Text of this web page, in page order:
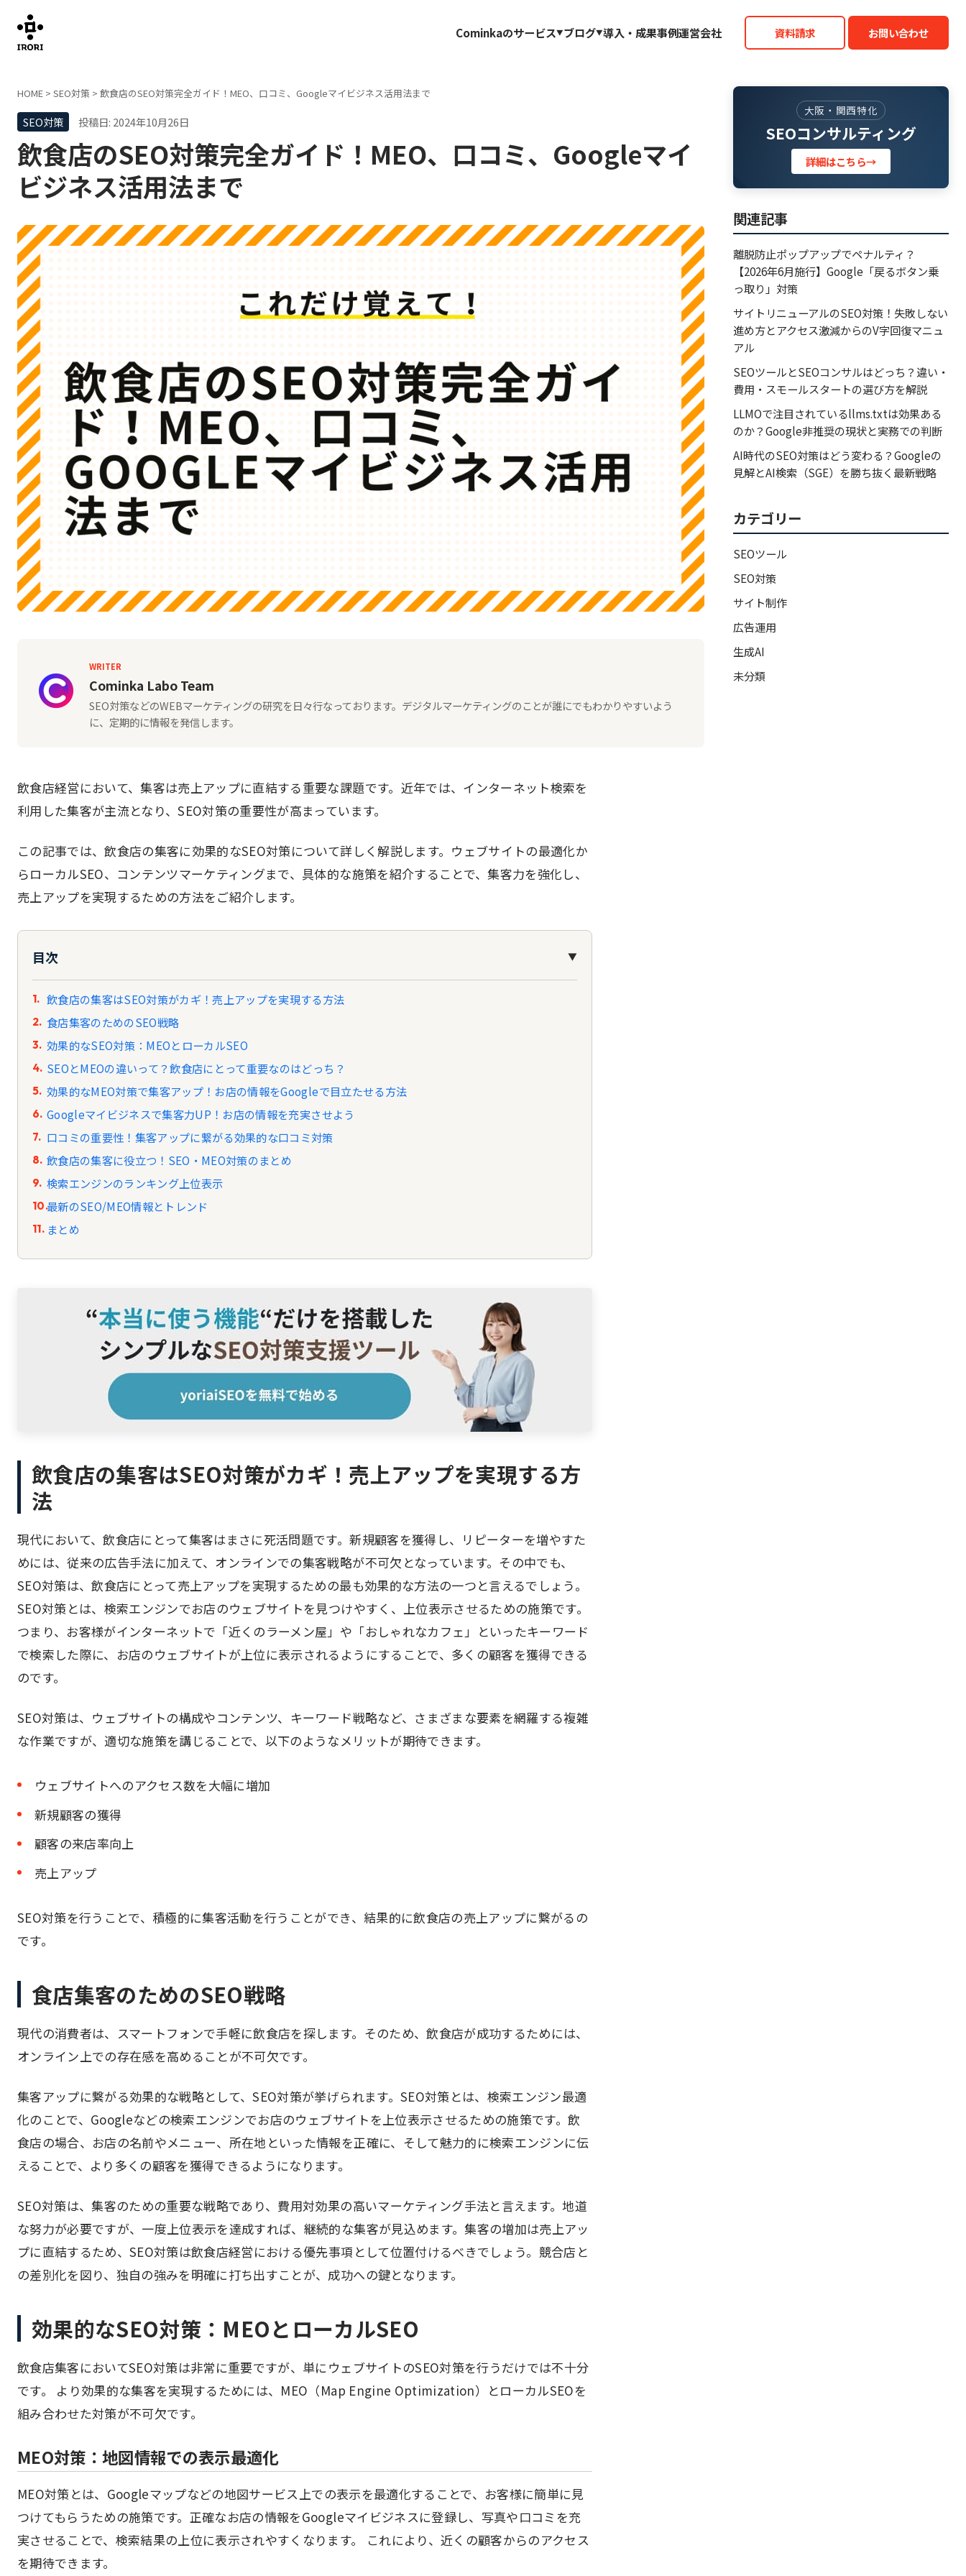
Cominkaのサービス ブログ 導入・成果事例運営会社 資料請求 お問い合わせ
HOME > SEO対策 > 飲食店のSEO対策完全ガイド！MEO、口コミ、Googleマイビジネス活用法まで
SEO対策 投稿日: 2024年10月26日
飲食店のSEO対策完全ガイド！MEO、口コミ、Googleマイ
ビジネス活用法まで
WRITER
Cominka Labo Team
SEO対策などのWEBマーケティングの研究を日々行なっております。デジタルマーケティングのことが誰にでもわかりやすいよう
に、定期的に情報を発信します。
飲食店経営において、集客は売上アップに直結する重要な課題です。近年では、インターネット検索を
利用した集客が主流となり、SEO対策の重要性が高まっています。
この記事では、飲食店の集客に効果的なSEO対策について詳しく解説します。ウェブサイトの最適化か
らローカルSEO、コンテンツマーケティングまで、具体的な施策を紹介することで、集客力を強化し、
売上アップを実現するための方法をご紹介します。
目次 ▼
飲食店の集客はSEO対策がカギ！売上アップを実現する方法
食店集客のためのSEO戦略
効果的なSEO対策：MEOとローカルSEO
SEOとMEOの違いって？飲食店にとって重要なのはどっち？
効果的なMEO対策で集客アップ！お店の情報をGoogleで目立たせる方法
Googleマイビジネスで集客力UP！お店の情報を充実させよう
口コミの重要性！集客アップに繋がる効果的な口コミ対策
飲食店の集客に役立つ！SEO・MEO対策のまとめ
検索エンジンのランキング上位表示
最新のSEO/MEO情報とトレンド
まとめ
飲食店の集客はSEO対策がカギ！売上アップを実現する方
法
現代において、飲食店にとって集客はまさに死活問題です。新規顧客を獲得し、リピーターを増やすた
めには、従来の広告手法に加えて、オンラインでの集客戦略が不可欠となっています。その中でも、
SEO対策は、飲食店にとって売上アップを実現するための最も効果的な方法の一つと言えるでしょう。
SEO対策とは、検索エンジンでお店のウェブサイトを見つけやすく、上位表示させるための施策です。
つまり、お客様がインターネットで「近くのラーメン屋」や「おしゃれなカフェ」といったキーワード
で検索した際に、お店のウェブサイトが上位に表示されるようにすることで、多くの顧客を獲得できる
のです。
SEO対策は、ウェブサイトの構成やコンテンツ、キーワード戦略など、さまざまな要素を網羅する複雑
な作業ですが、適切な施策を講じることで、以下のようなメリットが期待できます。
ウェブサイトへのアクセス数を大幅に増加
新規顧客の獲得
顧客の来店率向上
売上アップ
SEO対策を行うことで、積極的に集客活動を行うことができ、結果的に飲食店の売上アップに繋がるの
です。
食店集客のためのSEO戦略
現代の消費者は、スマートフォンで手軽に飲食店を探します。そのため、飲食店が成功するためには、
オンライン上での存在感を高めることが不可欠です。
集客アップに繋がる効果的な戦略として、SEO対策が挙げられます。SEO対策とは、検索エンジン最適
化のことで、Googleなどの検索エンジンでお店のウェブサイトを上位表示させるための施策です。飲
食店の場合、お店の名前やメニュー、所在地といった情報を正確に、そして魅力的に検索エンジンに伝
えることで、より多くの顧客を獲得できるようになります。
SEO対策は、集客のための重要な戦略であり、費用対効果の高いマーケティング手法と言えます。地道
な努力が必要ですが、一度上位表示を達成すれば、継続的な集客が見込めます。集客の増加は売上アッ
プに直結するため、SEO対策は飲食店経営における優先事項として位置付けるべきでしょう。競合店と
の差別化を図り、独自の強みを明確に打ち出すことが、成功への鍵となります。
効果的なSEO対策：MEOとローカルSEO
飲食店集客においてSEO対策は非常に重要ですが、単にウェブサイトのSEO対策を行うだけでは不十分
です。 より効果的な集客を実現するためには、MEO（Map Engine Optimization）とローカルSEOを
組み合わせた対策が不可欠です。
MEO対策：地図情報での表示最適化
MEO対策とは、Googleマップなどの地図サービス上での表示を最適化することで、お客様に簡単に見
つけてもらうための施策です。正確なお店の情報をGoogleマイビジネスに登録し、写真や口コミを充
実させることで、検索結果の上位に表示されやすくなります。 これにより、近くの顧客からのアクセス
を期待できます。
大阪・関西特化
SEOコンサルティング
詳細はこちら→
関連記事
離脱防止ポップアップでペナルティ？
【2026年6月施行】Google「戻るボタン乗
っ取り」対策
サイトリニューアルのSEO対策！失敗しない
進め方とアクセス激減からのV字回復マニュ
アル
SEOツールとSEOコンサルはどっち？違い・
費用・スモールスタートの選び方を解説
LLMOで注目されているllms.txtは効果ある
のか？Google非推奨の現状と実務での判断
AI時代のSEO対策はどう変わる？Googleの
見解とAI検索（SGE）を勝ち抜く最新戦略
カテゴリー
SEOツール
SEO対策
サイト制作
広告運用
生成AI
未分類